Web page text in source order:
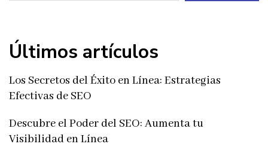
Últimos artículos
Los Secretos del Éxito en Línea: Estrategias
Efectivas de SEO
Descubre el Poder del SEO: Aumenta tu
Visibilidad en Línea